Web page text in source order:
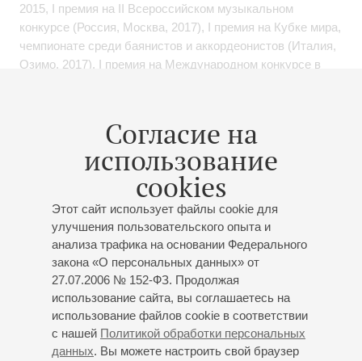
Согласие на
использование
cookies
Этот сайт использует файлы cookie для
улучшения пользовательского опыта и
анализа трафика на основании Федерального
закона «О персональных данных» от
27.07.2006 № 152-ФЗ. Продолжая
использование сайта, вы соглашаетесь на
использование файлов cookie в соответствии
с нашей Политикой обработки персональных
данных. Вы можете настроить свой браузер
2015, I премия на II Всероссийском музыкальном
конкурсе (Россия, Москва, 2017), I премия на Кубке мира,
чемпионате среди баянистов и аккордеонистов (Италия,
Озимо, 2017), I премия на Международном конкурсе в
премия на Международном конкурсе XXXI Arrasate Hiria
(Испания, Аррасате, 2024).
Владимир Ступников постоянно повышает своё
мастерство, активно занимается концертной
деятельностью в России и Европе. Частый гость
музыкальных фестивалей, тесно сотрудничает с
современными композиторами и является исполнителем
ряда мировых премьер для баяна. Музыкант выступает
на престижных концертных площадках мира, в числе
которых: концертные залы имени Прокофьева,
Мусоргского в Мариинском театре, Концертный зал